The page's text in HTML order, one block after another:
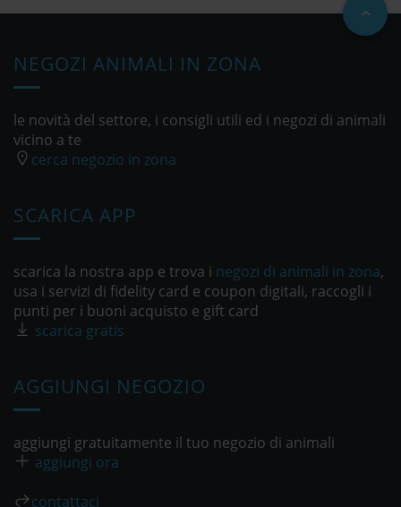
NEGOZI ANIMALI IN ZONA
le novità del settore, i consigli utili ed i negozi di animali
vicino a te
cerca negozio in zona
SCARICA APP
scarica la nostra app e trova i negozi di animali in zona,
usa i servizi di fidelity card e coupon digitali, raccogli i
punti per i buoni acquisto e gift card
scarica gratis
AGGIUNGI NEGOZIO
aggiungi gratuitamente il tuo negozio di animali
aggiungi ora
contattaci